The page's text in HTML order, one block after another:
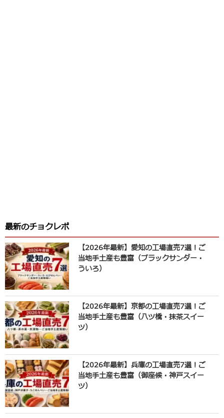
最新のチョクレポ
【2026年最新】愛知の工場直売7選！ご
当地手土産も豊富（ブラックサンダー・
ういろ）
【2026年最新】京都の工場直売7選！ご
当地手土産も豊富（八ツ橋・抹茶スイー
ツ）
【2026年最新】兵庫の工場直売7選！ご
当地手土産も豊富（御座候・神戸スイー
ツ）